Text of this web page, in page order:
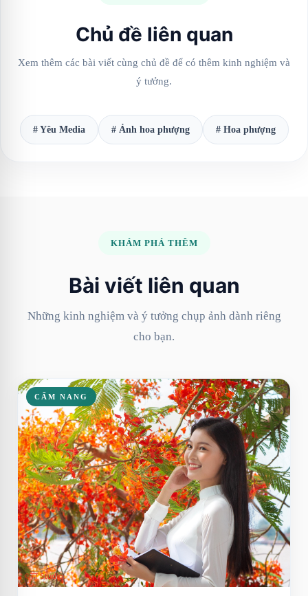
Chủ đề liên quan
Xem thêm các bài viết cùng chủ đề để có thêm kinh nghiệm và
ý tưởng.
# Yêu Media # Ảnh hoa phượng # Hoa phượng
KHÁM PHÁ THÊM
Bài viết liên quan
Những kinh nghiệm và ý tưởng chụp ảnh dành riêng
cho bạn.
CẨM NANG